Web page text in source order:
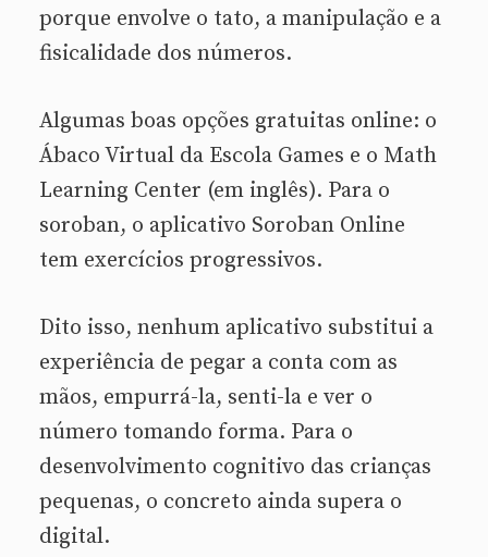
porque envolve o tato, a manipulação e a
fisicalidade dos números.
Algumas boas opções gratuitas online: o
Ábaco Virtual da Escola Games e o Math
Learning Center (em inglês). Para o
soroban, o aplicativo Soroban Online
tem exercícios progressivos.
Dito isso, nenhum aplicativo substitui a
experiência de pegar a conta com as
mãos, empurrá-la, senti-la e ver o
número tomando forma. Para o
desenvolvimento cognitivo das crianças
pequenas, o concreto ainda supera o
digital.